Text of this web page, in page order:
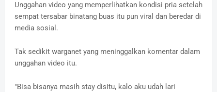
Unggahan video yang memperlihatkan kondisi pria setelah
sempat tersabar binatang buas itu pun viral dan beredar di
media sosial.
Tak sedikit warganet yang meninggalkan komentar dalam
unggahan video itu.
"Bisa bisanya masih stay disitu, kalo aku udah lari